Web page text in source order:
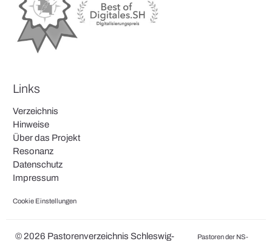
Links
Verzeichnis
Hinweise
Über das Projekt
Resonanz
Datenschutz
Impressum
Cookie Einstellungen
© 2026 Pastorenverzeichnis Schleswig-
Pastoren der NS-